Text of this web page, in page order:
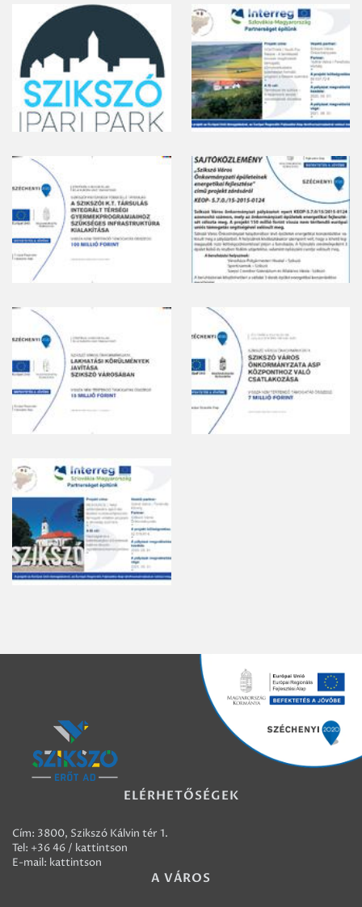
ELÉRHETŐSÉGEK
Cím: 3800, Szikszó Kálvin tér 1.
Tel: +36 46 / kattintson
E-mail: kattintson
A VÁROS